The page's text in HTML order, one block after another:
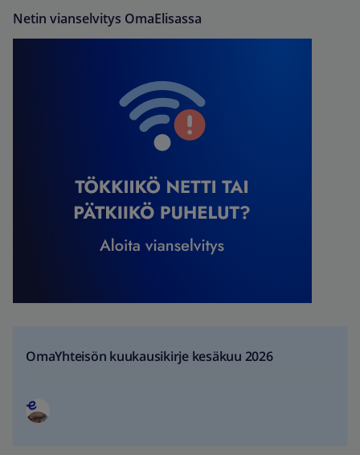
Netin vianselvitys OmaElisassa
OmaYhteisön kuukausikirje kesäkuu 2026